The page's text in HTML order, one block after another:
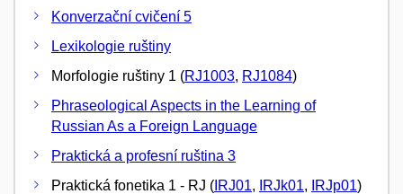
Konverzační cvičení 5
Lexikologie ruštiny
Morfologie ruštiny 1 (RJ1003, RJ1084)
Phraseological Aspects in the Learning of
Russian As a Foreign Language
Praktická a profesní ruština 3
Praktická fonetika 1 - RJ ( IRJ01, IRJk01, IRJp01)